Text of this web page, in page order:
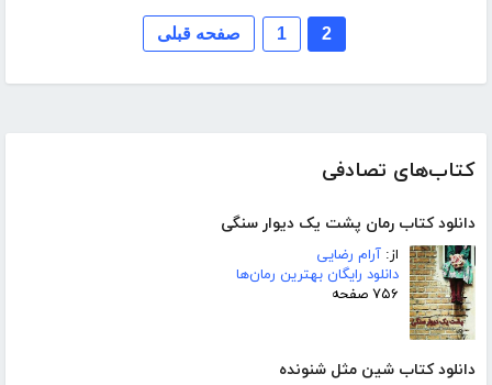
کتاب‌های تصادفی
دانلود کتاب رمان پشت یک دیوار سنگی
از: آرام رضایی
دانلود رایگان بهترین رمان‌ها
۷۵۶ صفحه
دانلود کتاب شین مثل شنونده
صفحه قبلی 1 2